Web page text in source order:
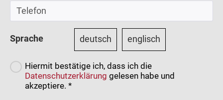
Sprache deutsch englisch
Hiermit bestätige ich, dass ich die
Datenschutzerklärung gelesen habe und
akzeptiere. *